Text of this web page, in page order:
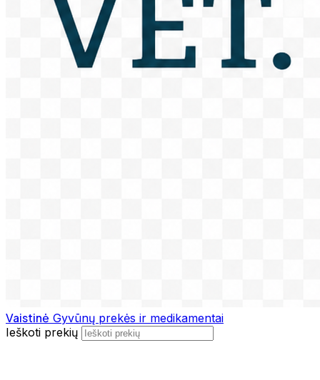
Vaistinė Gyvūnų prekės ir medikamentai
Ieškoti prekių